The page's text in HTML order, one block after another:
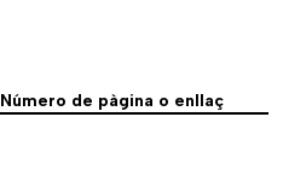
Número de pàgina o enllaç